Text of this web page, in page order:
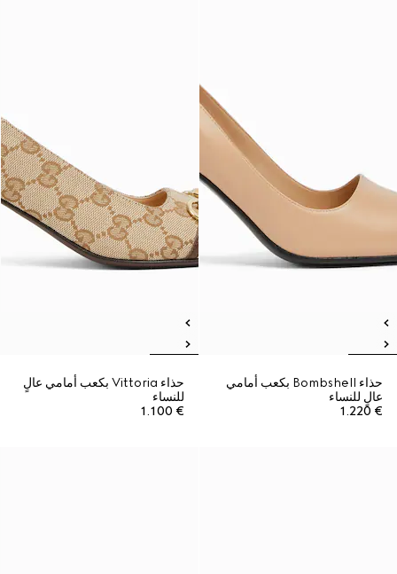
حذاء Bombshell بكعب أمامي
عالٍ للنساء
€ 1.220
حذاء Vittoria بكعب أمامي عالٍ
للنساء
€ 1.100